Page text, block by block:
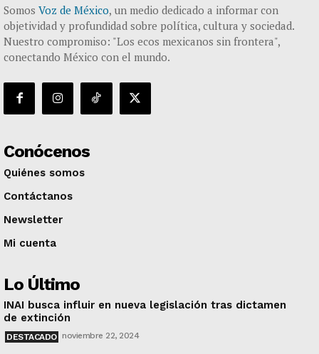
Somos Voz de México, un medio dedicado a informar con
objetividad y profundidad sobre política, cultura y sociedad.
Nuestro compromiso: "Los ecos mexicanos sin frontera",
conectando México con el mundo.
Conócenos
Quiénes somos
Contáctanos
Newsletter
Mi cuenta
Lo Último
INAI busca influir en nueva legislación tras dictamen
de extinción
DESTACADO noviembre 22, 2024